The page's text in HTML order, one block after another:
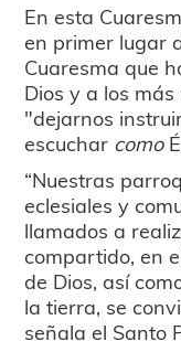
En esta
en primer lugar
Cuaresma que
Dios y a los
"dejarnos
escuchar como
“Nuestras
eclesiales y
llamados a
compartido, en
de Dios, así
la tierra, se
señala el Santo